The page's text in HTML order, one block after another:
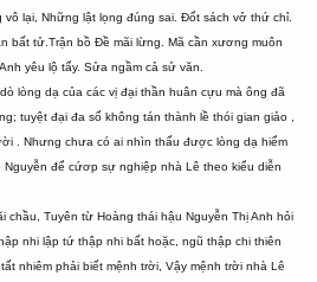
lại, Những lật lọng đúng sai. Đốt sách vở thứ chỉ.
bất tử.Trận bồ Đề mãi lừng. Mã cần xương muôn
yêu lộ tẩy. Sửa ngầm cả sử văn.
lòng dạ của các vị đại thần huân cựu mà ông đã
tuyệt đại đa số không tán thành lề thói gian giảo ,
. Nhưng chưa có ai nhìn thấu được lòng dạ hiểm
Nguyễn để cứơp sự nghiệp nhà Lê theo kiểu diễn
chầu, Tuyên từ Hoàng thái hậu Nguyễn Thị Anh hỏi
nhi lập tứ thập nhi bất hoặc, ngũ thập chi thiên
nhiêm phải biết mệnh trời, Vậy mệnh trời nhà Lê